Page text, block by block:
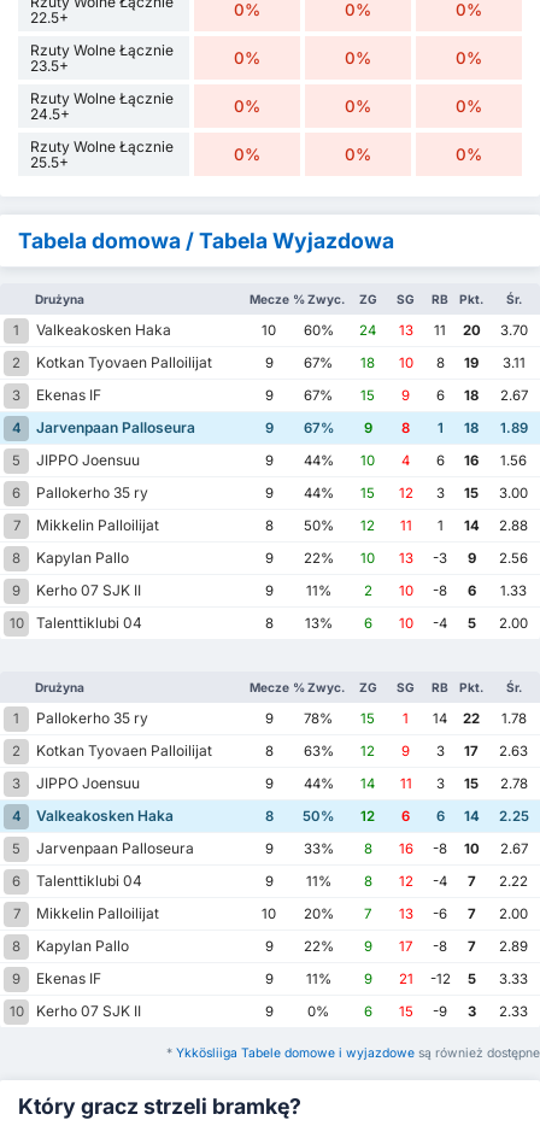
22.5+
0% 0% 0%
Rzuty Wolne Łącznie
23.5+
0% 0% 0%
Rzuty Wolne Łącznie
24.5+
0% 0% 0%
Rzuty Wolne Łącznie
25.5+
0% 0% 0%
Tabela domowa / Tabela Wyjazdowa
Drużyna Mecze % Zwyc. ZG SG RB Pkt. Śr.
1 Valkeakosken Haka 10 60% 24 13 11 20
3.70
2
Kotkan Tyovaen Palloilijat 9 67% 18 10 8 19
3.11
3
Ekenas IF 9 67% 15 9 6 18
2.67
4
Jarvenpaan Palloseura 9 67% 9 8 1 18
1.89
5
JIPPO Joensuu 9 44% 10 4 6 16
1.56
6
Pallokerho 35 ry 9 44% 15 12 3 15
3.00
7
Mikkelin Palloilijat 8 50% 12 11 1 14
2.88
8
Kapylan Pallo 9 22% 10 13 -3 9
2.56
9
Kerho 07 SJK II 9 11% 2 10 -8 6
1.33
10
Talenttiklubi 04 8 13% 6 10 -4 5 2.00
Drużyna Mecze % Zwyc. ZG SG RB Pkt. Śr.
1 Pallokerho 35 ry 9 78% 15 1 14 22
1.78
2
Kotkan Tyovaen Palloilijat 8 63% 12 9 3 17
2.63
3
JIPPO Joensuu 9 44% 14 11 3 15
2.78
4
Valkeakosken Haka 8 50% 12 6 6 14
2.25
5
Jarvenpaan Palloseura 9 33% 8 16 -8 10
2.67
6
Talenttiklubi 04 9 11% 8 12 -4 7
2.22
7
Mikkelin Palloilijat 10 20% 7 13 -6 7
2.00
8
Kapylan Pallo 9 22% 9 17 -8 7
2.89
9
Ekenas IF 9 11% 9 21 -12 5
3.33
10
Kerho 07 SJK II 9 0% 6 15 -9 3 2.33
* Ykkösliiga Tabele domowe i wyjazdowe są również dostępne
Który gracz strzeli bramkę?